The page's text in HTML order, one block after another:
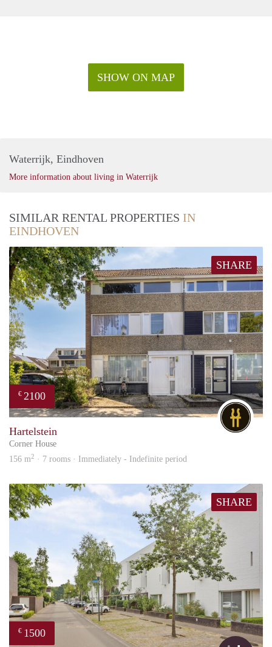
SHOW ON MAP
Waterrijk, Eindhoven
More information about living in Waterrijk
SIMILAR RENTAL PROPERTIES IN
EINDHOVEN
SHARE
€ 2100
DG
Hartelstein
Corner House
156 m2 · 7 rooms · Immediately - Indefinite period
SHARE
€ 1500
Brick